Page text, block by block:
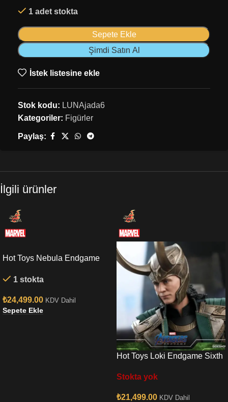
1 adet stokta
Sepete Ekle
Şimdi Satın Al
İstek listesine ekle
Stok kodu: LUNAjada6
Kategoriler: Figürler
Paylaş:
İlgili ürünler
Hot Toys Nebula Endgame
1 stokta
₺24,499.00 KDV Dahil
Sepete Ekle
Hot Toys Loki Endgame Sixth
Stokta yok
₺21,499.00 KDV Dahil